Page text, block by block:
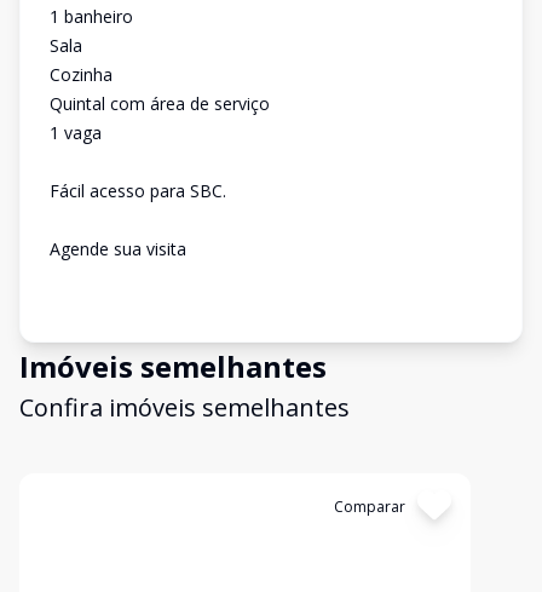
1 banheiro
Sala
Cozinha
Quintal com área de serviço
1 vaga
Fácil acesso para SBC.
Agende sua visita
Imóveis semelhantes
Confira imóveis semelhantes
Comparar